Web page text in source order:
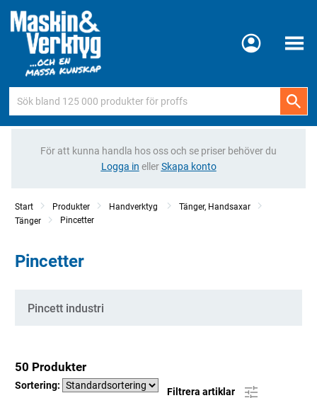
Meny
För att kunna handla hos oss och se priser behöver du
Logga in ellerSkapa konto
Start Produkter Handverktyg
Tänger, Handsaxar
Tänger
Pincetter
Pincetter
Kategorier
Pincett industri
50 Produkter
Sortering:
Filtrera artiklar